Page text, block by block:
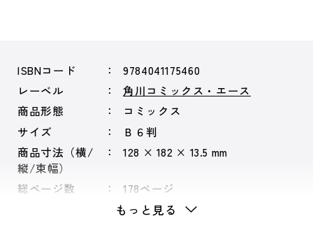
ISBNコード
9784041175460
レーベル
角川コミックス・エース
商品形態
コミックス
サイズ
Ｂ６判
商品寸法（横/
縦/束幅）
128 × 182 × 13.5 mm
総ページ数 178ページ
もっと見る